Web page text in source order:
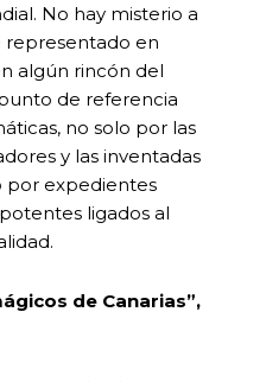
No hay misterio a
representado en
algún rincón del
de referencia
no solo por las
y las inventadas
por expedientes
ligados al
de Canarias”,